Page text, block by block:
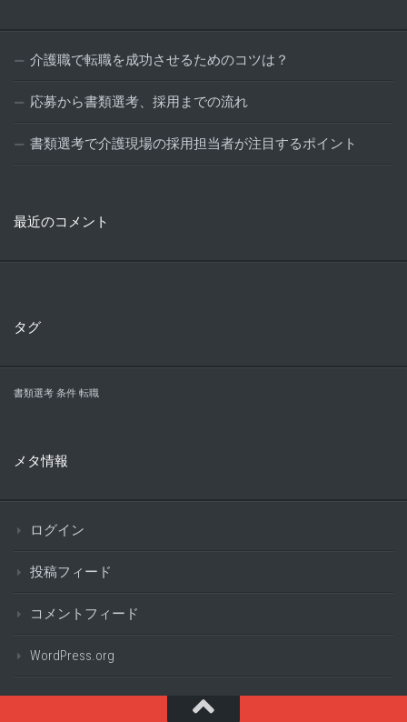
介護職で転職を成功させるためのコツは？
応募から書類選考、採用までの流れ
書類選考で介護現場の採用担当者が注目するポイント
最近のコメント
タグ
書類選考 条件 転職
メタ情報
ログイン
投稿フィード
コメントフィード
WordPress.org